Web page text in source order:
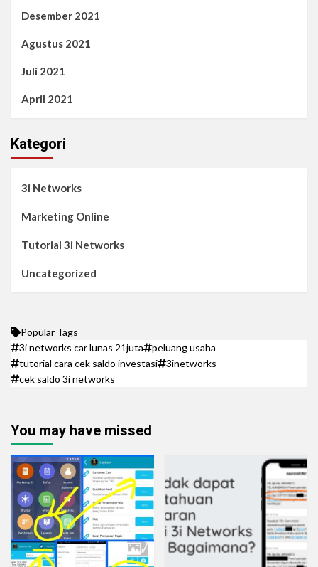
Desember 2021
Agustus 2021
Juli 2021
April 2021
Kategori
3i Networks
Marketing Online
Tutorial 3i Networks
Uncategorized
Popular Tags
3i networks car lunas 21juta
peluang usaha
tutorial cara cek saldo investasi
3inetworks
cek saldo 3i networks
You may have missed